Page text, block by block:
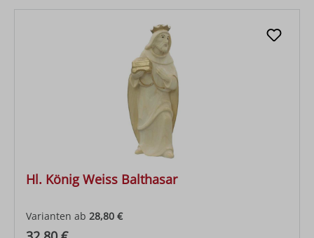
Hl. König Weiss Balthasar
Varianten ab 28,80 €